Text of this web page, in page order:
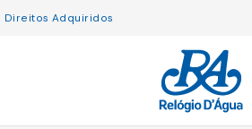
Direitos Adquiridos